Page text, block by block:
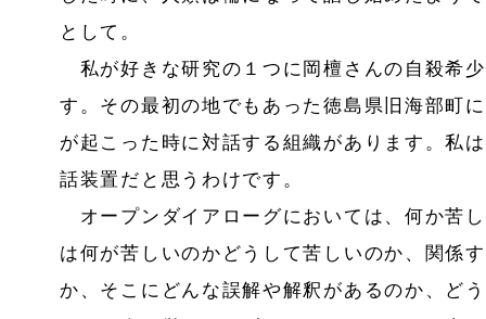
として。
私が好きな研究の１つに岡檀さんの自殺希
す。その最初の地でもあった徳島県旧海部町
が起こった時に対話する組織があります。私
話装置だと思うわけです。
オープンダイアローグにおいては、何か苦
は何が苦しいのかどうして苦しいのか、関係
か、そこにどんな誤解や解釈があるのか、ど